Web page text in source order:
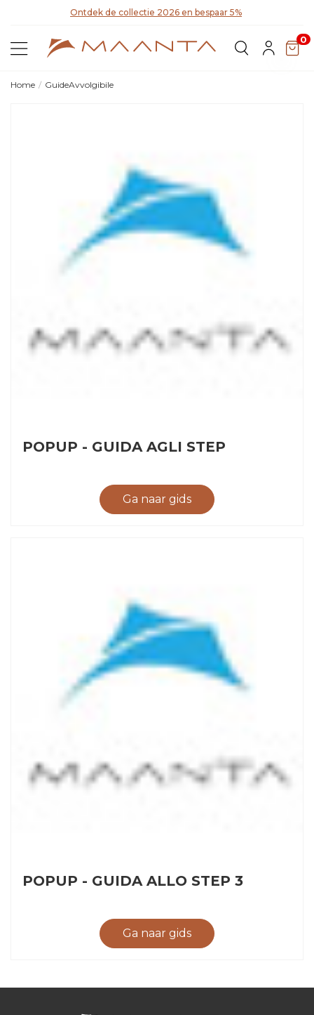
Ontdek de collectie 2026 en bespaar 5%
0
Home GuideAvvolgibile
POPUP - GUIDA AGLI STEP
Ga naar gids
POPUP - GUIDA ALLO STEP 3
Ga naar gids